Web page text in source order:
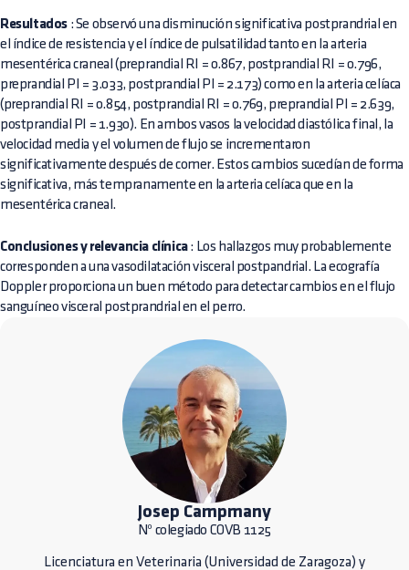
Resultados : Se observó una disminución significativa postprandrial en
el índice de resistencia y el índice de pulsatilidad tanto en la arteria
mesentérica craneal (preprandial RI = 0.867, postprandial RI = 0.796,
preprandial PI = 3.033, postprandial PI = 2.173) como en la arteria celíaca
(preprandial RI = 0.854, postprandial RI = 0.769, preprandial PI = 2.639,
postprandial PI = 1.930). En ambos vasos la velocidad diastólica final, la
velocidad media y el volumen de flujo se incrementaron
significativamente después de comer. Estos cambios sucedían de forma
significativa, más tempranamente en la arteria celíaca que en la
mesentérica craneal.
Conclusiones y relevancia clínica: Los hallazgos muy probablemente
corresponden a una vasodilatación visceral postpandrial. La ecografía
Doppler proporciona un buen método para detectar cambios en el flujo
sanguíneo visceral postprandrial en el perro.
Josep Campmany
Nº colegiado COVB 1125
Licenciatura en Veterinaria (Universidad de Zaragoza) y